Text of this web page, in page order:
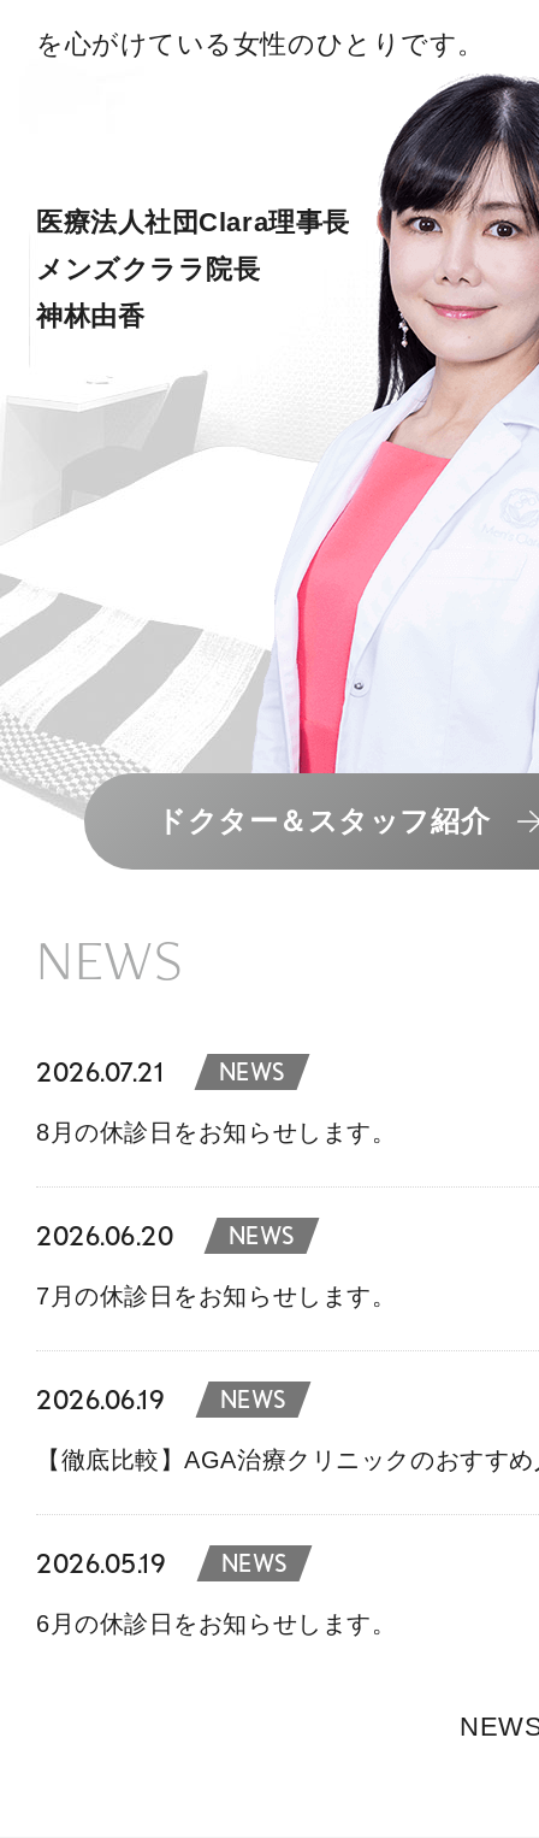
を心がけている女性のひとりです。
医療法人社団Clara理事長
メンズクララ院長
神林由香
ドクター＆スタッフ紹介
NEWS
2026.07.21 NEWS
8月の休診日をお知らせします。
2026.06.20 NEWS
7月の休診日をお知らせします。
2026.06.19 NEWS
【徹底比較】AGA治療クリニックのおすす
2026.05.19 NEWS
6月の休診日をお知らせします。